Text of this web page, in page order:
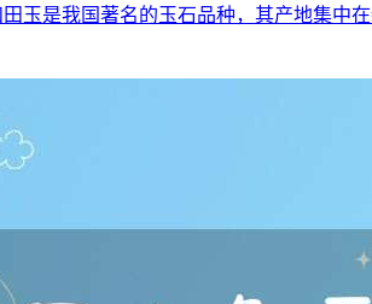
玉是我国著名的玉石品种，其产地集中